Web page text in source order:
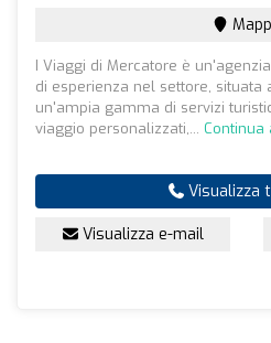
I Viaggi di Mercatore è
di esperienza nel settore, situata
un'ampia gamma di servizi
viaggio personalizzati,... Continua
Visualizza
Visualizza e-mail